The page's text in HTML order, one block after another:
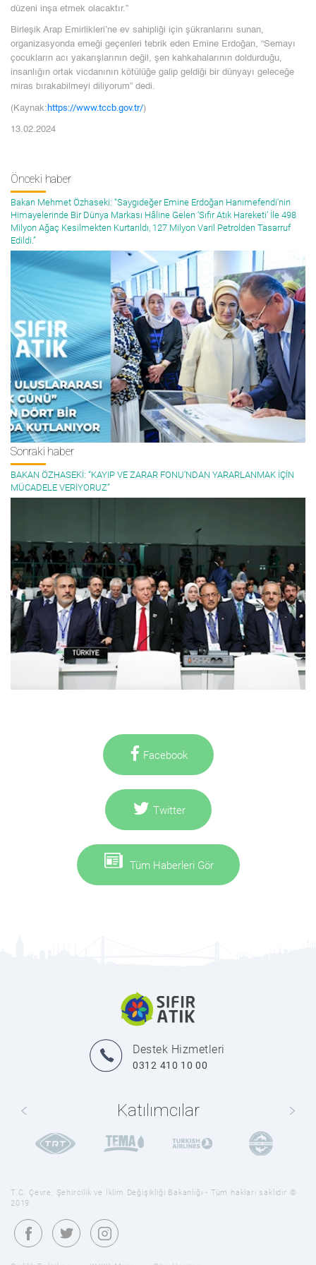
düzeni inşa etmek olacaktır.”
Birleşik Arap Emirlikleri’ne ev sahipliği için şükranlarını sunan,
organizasyonda emeği geçenleri tebrik eden Emine Erdoğan, “Semayı
çocukların acı yakarışlarının değil, şen kahkahalarının doldurduğu,
insanlığın ortak vicdanının kötülüğe galip geldiği bir dünyayı geleceğe
miras bırakabilmeyi diliyorum” dedi.
(Kaynak: https://www.tccb.gov.tr/)
13.02.2024
Önceki haber
Bakan Mehmet Özhaseki: “Saygıdeğer Emine Erdoğan Hanımefendi'nin
Himayelerinde Bir Dünya Markası Hâline Gelen ‘Sıfır Atık Hareketi’ İle 498
Milyon Ağaç Kesilmekten Kurtarıldı, 127 Milyon Varil Petrolden Tasarruf
Edildi.”
Sonraki haber
BAKAN ÖZHASEKİ: “KAYIP VE ZARAR FONU’NDAN YARARLANMAK İÇİN
MÜCADELE VERİYORUZ”
Facebook
Twitter
Tüm Haberleri Gör
Destek Hizmetleri
0312 410 10 00
Katılımcılar
T.C. Çevre, Şehircilik ve İklim Değişikliği Bakanlığı - Tüm hakları saklıdır ©
2019